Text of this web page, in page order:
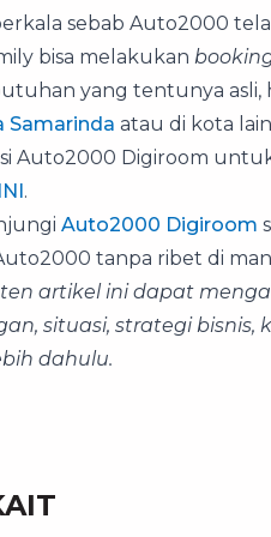
sebab Auto2000
bisa melakukan
yang tentunya
Samarinda atau di kota
Auto2000 Digiroom
.
Auto2000 Digiroom
tanpa ribet di
artikel ini dapat
situasi, strategi
dahulu.